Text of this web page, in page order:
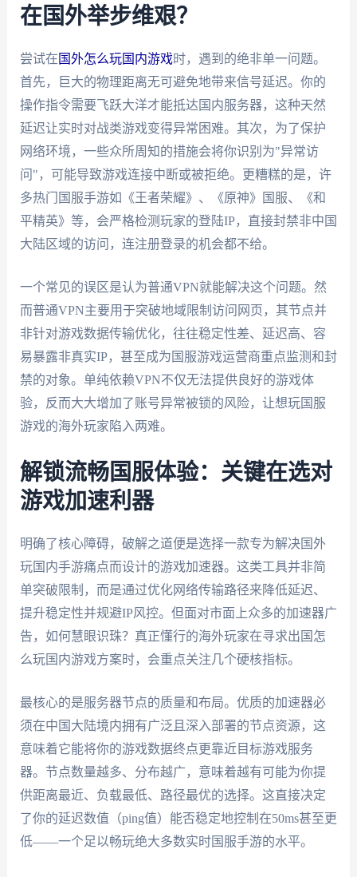
在国外举步维艰？
尝试在 国外怎么玩国内游戏时，遇到的绝非单一问题。
首先，巨大的物理距离无可避免地带来信号延迟。你的
操作指令需要飞跃大洋才能抵达国内服务器，这种天然
延迟让实时对战类游戏变得异常困难。其次，为了保护
网络环境，一些众所周知的措施会将你识别为"异常访
问"，可能导致游戏连接中断或被拒绝。更糟糕的是，许
多热门国服手游如《王者荣耀》、《原神》国服、《和
平精英》等，会严格检测玩家的登陆IP，直接封禁非中国
大陆区域的访问，连注册登录的机会都不给。
一个常见的误区是认为普通VPN就能解决这个问题。然
而普通VPN主要用于突破地域限制访问网页，其节点并
非针对游戏数据传输优化，往往稳定性差、延迟高、容
易暴露非真实IP，甚至成为国服游戏运营商重点监测和封
禁的对象。单纯依赖VPN不仅无法提供良好的游戏体
验，反而大大增加了账号异常被锁的风险，让想玩国服
游戏的海外玩家陷入两难。
解锁流畅国服体验：关键在选对
游戏加速利器
明确了核心障碍，破解之道便是选择一款专为解决国外
玩国内手游痛点而设计的游戏加速器。这类工具并非简
单突破限制，而是通过优化网络传输路径来降低延迟、
提升稳定性并规避IP风控。但面对市面上众多的加速器广
告，如何慧眼识珠？真正懂行的海外玩家在寻求出国怎
么玩国内游戏方案时，会重点关注几个硬核指标。
最核心的是服务器节点的质量和布局。优质的加速器必
须在中国大陆境内拥有广泛且深入部署的节点资源，这
意味着它能将你的游戏数据终点更靠近目标游戏服务
器。节点数量越多、分布越广，意味着越有可能为你提
供距离最近、负载最低、路径最优的选择。这直接决定
了你的延迟数值（ping值）能否稳定地控制在50ms甚至更
低——一个足以畅玩绝大多数实时国服手游的水平。